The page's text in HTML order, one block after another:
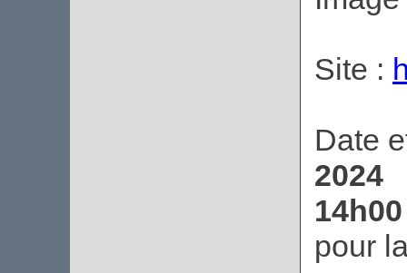
Site :
Date
2024
14h00
pour